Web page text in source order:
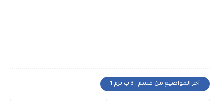
أخر المواضيع من قسم : 3 ب ترم 1